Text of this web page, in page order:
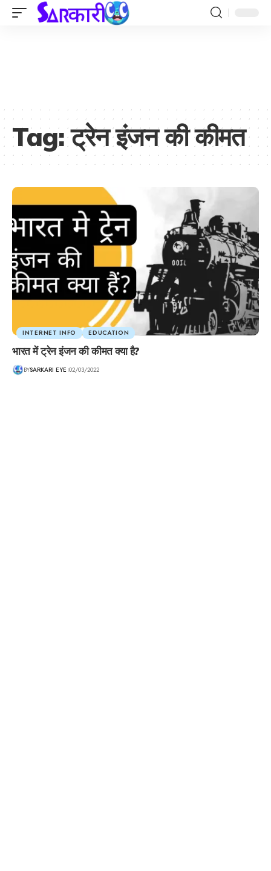
Tag:ट्रेन इंजन की कीमत
INTERNET INFO EDUCATION
भारत में ट्रेन इंजन की कीमत क्या है?
BYSARKARI EYE 02/03/2022